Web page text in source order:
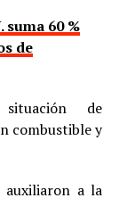
suma 60 %
de
situación de
combustible y
auxiliaron a la